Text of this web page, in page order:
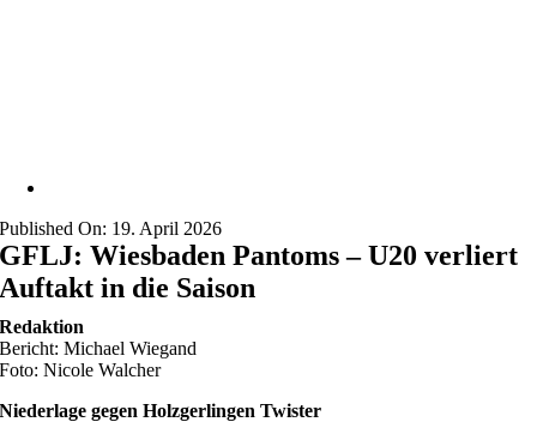
Published On: 19. April 2026
GFLJ: Wiesbaden Pantoms – U20 verliert
Auftakt in die Saison
Redaktion
Bericht: Michael Wiegand
Foto: Nicole Walcher
Niederlage gegen Holzgerlingen Twister